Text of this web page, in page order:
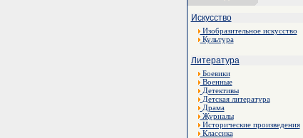
Искусство
Изобразительное искусство
Культура
Литература
Боевики
Военные
Детективы
Детская литература
Драма
Журналы
Исторические произведения
Классика